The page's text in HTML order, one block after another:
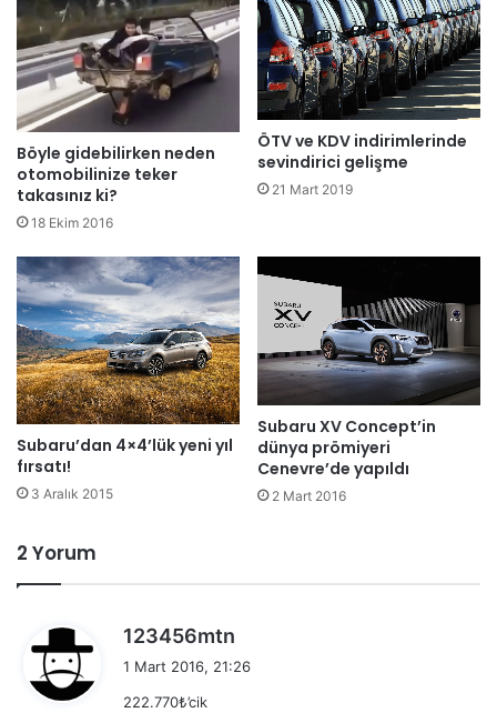
Böyle gidebilirken neden
otomobilinize teker
takasınız ki?
18 Ekim 2016
ÖTV ve KDV indirimlerinde
sevindirici gelişme
21 Mart 2019
Subaru’dan 4×4’lük yeni yıl
fırsatı!
3 Aralık 2015
Subaru XV Concept’in
dünya prömiyeri
Cenevre’de yapıldı
2 Mart 2016
2 Yorum
123456mtn
1 Mart 2016, 21:26
222.770₺’cik